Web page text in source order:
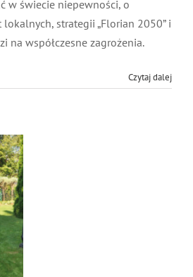
w świecie niepewności, o
strategii „Florian 2050” i
na współczesne zagrożenia.
Czytaj dalej